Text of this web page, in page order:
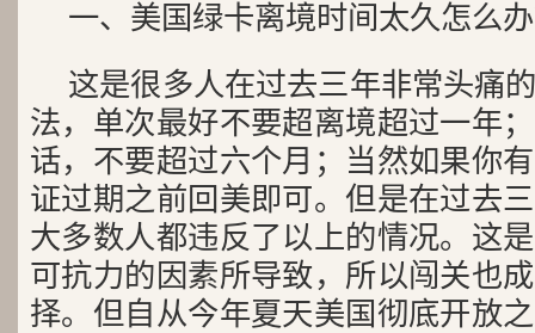
一、美国绿卡离境时间太久怎么
这是很多人在过去三年非常头痛
法，单次最好不要超离境超过一年
话，不要超过六个月；当然如果你
证过期之前回美即可。但是在过去
大多数人都违反了以上的情况。这
可抗力的因素所导致，所以闯关也
择。但自从今年夏天美国彻底开放